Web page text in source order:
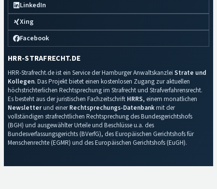
LinkedIn
Xing
Facebook
HRR-STRAFRECHT.DE
HRR-Strafrecht.de ist ein Service der Hamburger Anwaltskanzlei Strate und
Kollegen. Das Projekt bietet einen kostenlosen Zugang zur aktuellen
höchstrichterlichen Rechtsprechung im Strafrecht und Strafverfahrensrecht.
Es besteht aus der juristischen Fachzeitschrift HRRS, einem monatlichen
Newsletterund einerRechtsprechungs-Datenbankmit der
vollständigen strafrechtlichen Rechtsprechung des Bundesgerichtshofs
(BGH) und ausgewählter Urteile und Beschlüsse u.a. des
Bundesverfassungsgerichts (BVerfG), des Europäischen Gerichtshofs für
Menschenrechte (EGMR) und des Europäischen Gerichtshofs (EuGH).